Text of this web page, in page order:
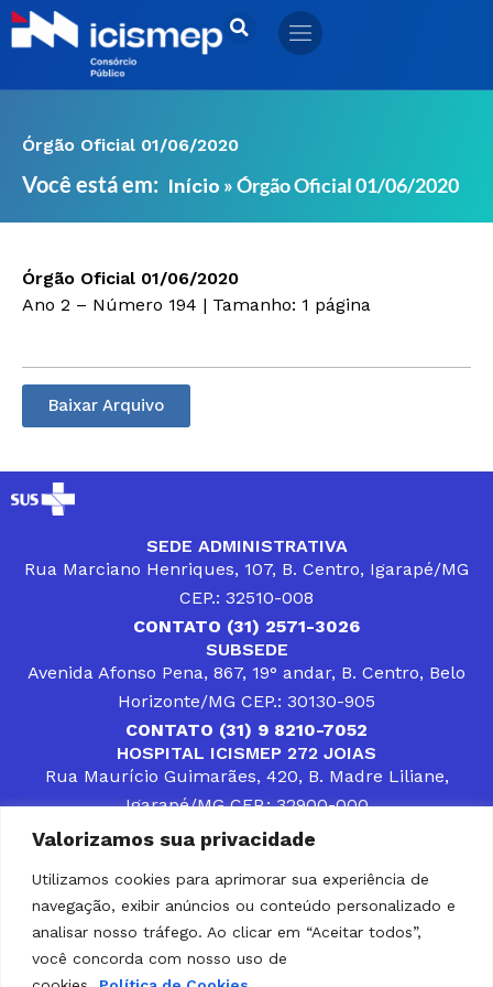
Valorizamos sua privacidade
Utilizamos cookies para aprimorar sua experiência de
navegação, exibir anúncios ou conteúdo personalizado e
analisar nosso tráfego. Ao clicar em “Aceitar todos”,
você concorda com nosso uso de
Ir
para
Órgão Oficial 01/06/2020
Você está em: Início »Órgão Oficial 01/06/2020
Órgão Oficial 01/06/2020
Ano 2 – Número 194 | Tamanho: 1 página
Baixar Arquivo
SEDE ADMINISTRATIVA
Rua Marciano Henriques, 107, B. Centro, Igarapé/MG
CEP.: 32510-008
CONTATO (31) 2571-3026
SUBSEDE
Avenida Afonso Pena, 867, 19° andar, B. Centro, Belo
Horizonte/MG CEP.: 30130-905
CONTATO (31) 9 8210-7052
HOSPITAL ICISMEP 272 JOIAS
Rua Maurício Guimarães, 420, B. Madre Liliane,
Igarapé/MG CEP.: 32900-000
CONTATOS (31) 3512-4400 ou (31) 9 8309-8660
DESENVOLVER SOLUÇÕES, AÇÕES E SERVIÇOS
PÚBLICOS QUE COMPLEMENTEM A ASSISTÊNCIA À
POPULAÇÃO DA REGIÃO EM QUE ATUA, SENDO
PARCEIRO DOS MUNICÍPIOS CONSORCIADOS NA
SOLUÇÃO DE DIFICULDADES ENFRENTADAS POR
GESTORES MUNICIPAIS, É O COMPROMISSO DO
ICISMEP.